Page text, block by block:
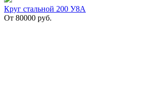
Круг стальной 200 У8А
От 80000 руб.